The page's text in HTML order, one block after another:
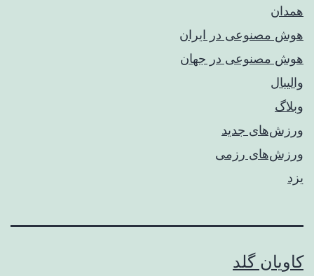
همدان
هوش مصنوعی در ایران
هوش مصنوعی در جهان
والیبال
وبلاگ
ورزش‌های جدید
ورزش‌های رزمی
یزد
کاویان گلد